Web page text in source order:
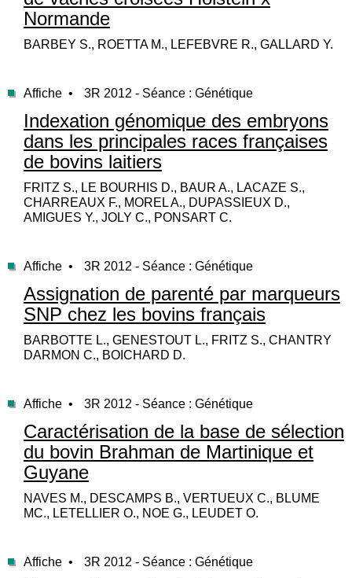
Normande
BARBEY S., ROETTA M., LEFEBVRE R., GALLARD Y.
Affiche • 3R 2012 - Séance : Génétique
Indexation génomique des embryons
dans les principales races françaises
de bovins laitiers
FRITZ S., LE BOURHIS D., BAUR A., LACAZE S.,
CHARREAUX F., MOREL A., DUPASSIEUX D.,
AMIGUES Y., JOLY C., PONSART C.
Affiche • 3R 2012 - Séance : Génétique
Assignation de parenté par marqueurs
SNP chez les bovins français
BARBOTTE L., GENESTOUT L., FRITZ S., CHANTRY
DARMON C., BOICHARD D.
Affiche • 3R 2012 - Séance : Génétique
Caractérisation de la base de sélection
du bovin Brahman de Martinique et
Guyane
NAVES M., DESCAMPS B., VERTUEUX C., BLUME
MC., LETELLIER O., NOE G., LEUDET O.
Affiche • 3R 2012 - Séance : Génétique